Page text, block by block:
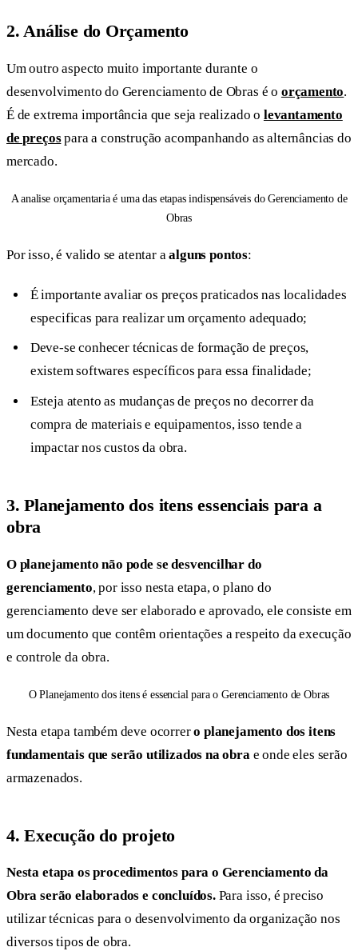
2. Análise do Orçamento
Um outro aspecto muito importante durante o
desenvolvimento do Gerenciamento de Obras é o orçamento.
É de extrema importância que seja realizado o levantamento
de preçospara a construção acompanhando as alternâncias do
mercado.
A analise orçamentaria é uma das etapas indispensáveis do Gerenciamento de
Obras
Por isso, é valido se atentar aalguns pontos:
É importante avaliar os preços praticados nas localidades
especificas para realizar um orçamento adequado;
Deve-se conhecer técnicas de formação de preços,
existem softwares específicos para essa finalidade;
Esteja atento as mudanças de preços no decorrer da
compra de materiais e equipamentos, isso tende a
impactar nos custos da obra.
3.Planejamento dos itens essenciais para a
obra
O planejamento não pode se desvencilhar do
gerenciamento, por isso nesta etapa, o plano do
gerenciamento deve ser elaborado e aprovado, ele consiste em
um documento que contêm orientações a respeito da execução
e controle da obra.
O Planejamento dos itens é essencial para o Gerenciamento de Obras
Nesta etapa também deve ocorrero planejamento dos itens
fundamentais que serão utilizados na obra e onde eles serão
armazenados.
4. Execução do projeto
Nesta etapa os procedimentos para o Gerenciamento da
Obra serão elaborados e concluídos.Para isso, é preciso
utilizar técnicas para o desenvolvimento da organização nos
diversos tipos de obra.